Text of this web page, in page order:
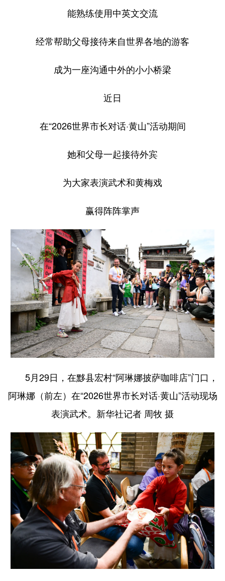
能熟练使用中英文交流
经常帮助父母接待来自世界各地的游客
成为一座沟通中外的小小桥梁
近日
在“2026世界市长对话·黄山”活动期间
她和父母一起接待外宾
为大家表演武术和黄梅戏
赢得阵阵掌声
5月29日，在黟县宏村“阿琳娜披萨咖啡店”门口，
阿琳娜（前左）在“2026世界市长对话·黄山”活动现场
表演武术。新华社记者 周牧 摄